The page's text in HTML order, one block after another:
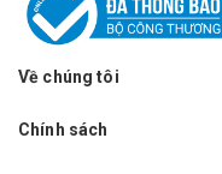
Về chúng tôi
Chính sách